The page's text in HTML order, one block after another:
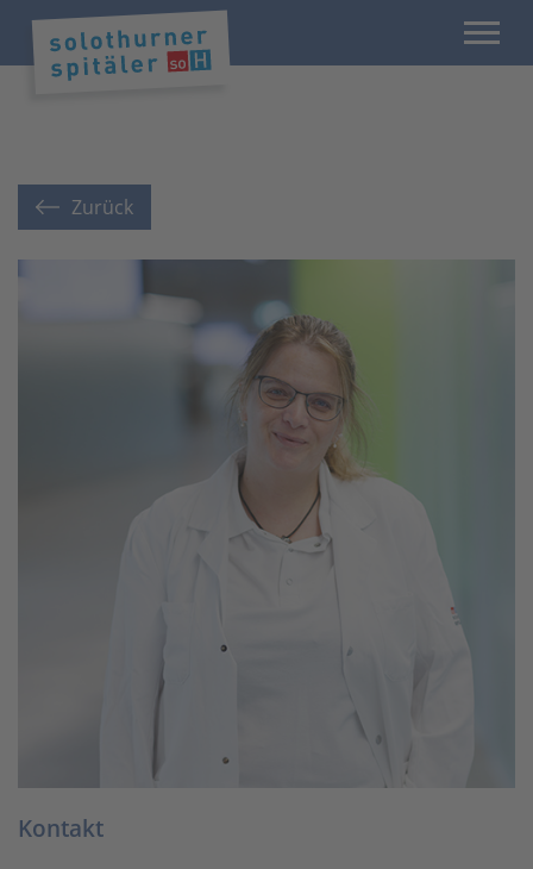
Zurück
Kontakt